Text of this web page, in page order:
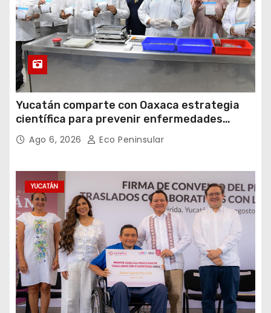
Yucatán comparte con Oaxaca estrategia
científica para prevenir enfermedades
transmitidas por vectores
Ago 6, 2026 Eco Peninsular
YUCATÁN